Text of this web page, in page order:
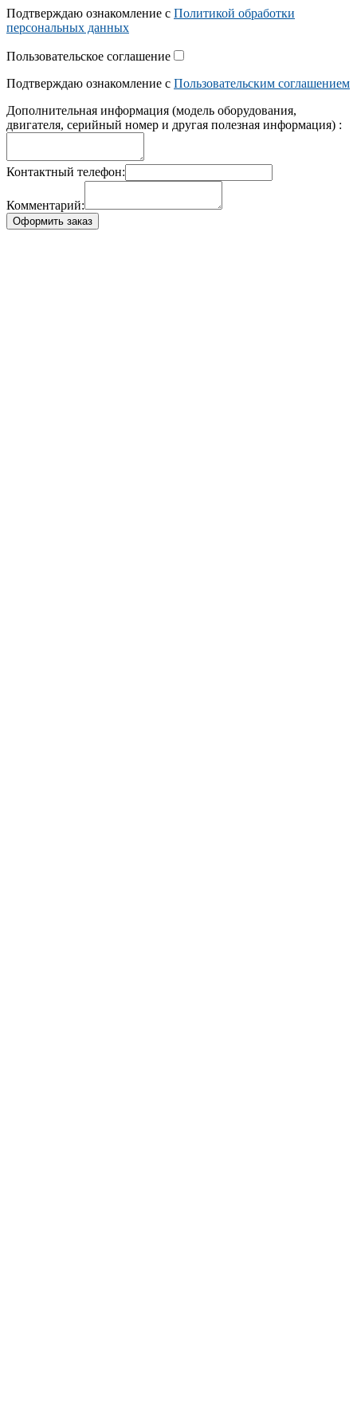
Подтверждаю ознакомление с Политикой обработки
персональных данных
Пользовательское соглашение
Подтверждаю ознакомление с Пользовательским соглашением
Дополнительная информация (модель оборудования,
двигателя, серийный номер и другая полезная информация) :
Контактный телефон:
Комментарий:
Оформить заказ